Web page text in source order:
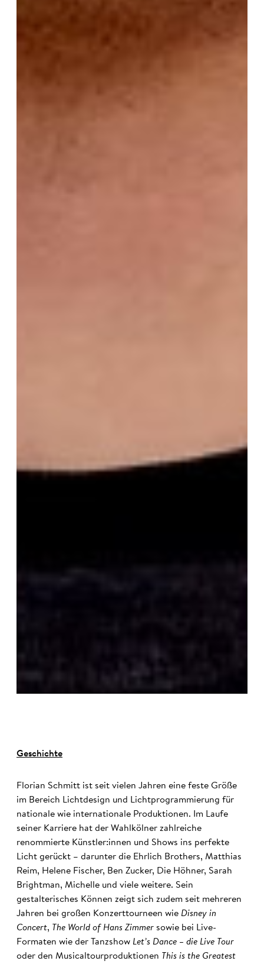
Geschichte
Florian Schmitt ist seit vielen Jahren eine feste Größe
im Bereich Lichtdesign und Lichtprogrammierung für
nationale wie internationale Produktionen. Im Laufe
seiner Karriere hat der Wahlkölner zahlreiche
renommierte Künstler:innen und Shows ins perfekte
Licht gerückt – darunter die Ehrlich Brothers, Matthias
Reim, Helene Fischer, Ben Zucker, Die Höhner, Sarah
Brightman, Michelle und viele weitere. Sein
gestalterisches Können zeigt sich zudem seit mehreren
Jahren bei großen Konzerttourneen wie Disney in
Concert, The World of Hans Zimmer sowie bei Live-
Formaten wie der Tanzshow Let’s Dance – die Live Tour
oder den Musicaltourproduktionen This is the Greatest